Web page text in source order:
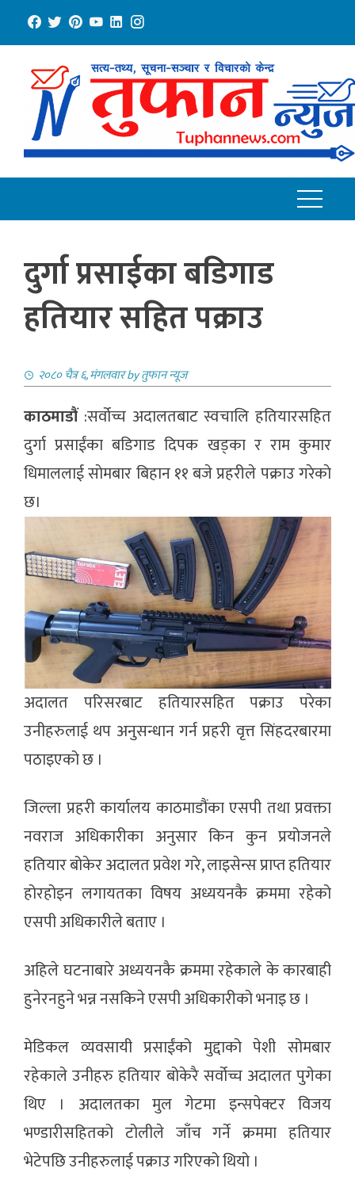
content
दुर्गा प्रसाईका बडिगाड
हतियार सहित पक्राउ
२०८० चैत्र ६, मंगलवारbyतुफान न्यूज
काठमाडौं:सर्वोच्च अदालतबाट स्वचालि हतियारसहित
दुर्गा प्रसाईंका बडिगाड दिपक खड्का र राम कुमार
धिमाललाई साेमबार बिहान ११ बजे प्रहरीले पक्राउ गरेकाे
छ।
अदालत परिसरबाट हतियारसहित पक्राउ परेका
उनीहरुलाई थप अनुसन्धान गर्न प्रहरी वृत्त सिंहदरबारमा
पठाइएको छ ।
जिल्ला प्रहरी कार्यालय काठमाडौंका एसपी तथा प्रवक्ता
नवराज अधिकारीका अनुसार किन कुन प्रयोजनले
हतियार बोकेर अदालत प्रवेश गरे, लाइसेन्स प्राप्त हतियार
होरहोइन लगायतका विषय अध्ययनकै क्रममा रहेको
एसपी अधिकारीले बताए ।
अहिले घटनाबारे अध्ययनकै क्रममा रहेकाले के कारबाही
हुनेरनहुने भन्न नसकिने एसपी अधिकारीको भनाइ छ ।
मेडिकल व्यवसायी प्रसाईंको मुद्दाको पेशी सोमबार
रहेकाले उनीहरु हतियार बोकेरै सर्वोच्च अदालत पुगेका
थिए । अदालतका मुल गेटमा इन्सपेक्टर विजय
भण्डारीसहितको टोलीले जाँच गर्ने क्रममा हतियार
भेटेपछि उनीहरुलाई पक्राउ गरिएको थियो ।